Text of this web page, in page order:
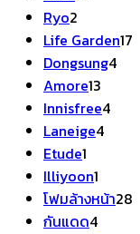
Ryo2
สินค้า
Life Garden17
Dongsung44
Amore13
สินค้า
Innisfree44
Laneige44
Etude1
สินค้า
Illiyoon1
สินค้า
โฟมล้างหน้า28
กันแดด44